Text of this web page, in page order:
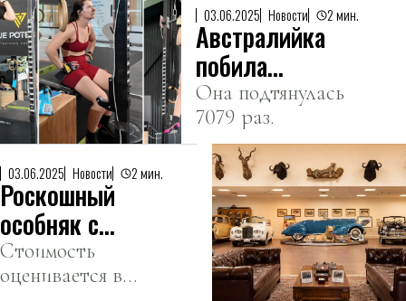
40 тысяч евро.
03.06.2025 Новости 2 мин.
Австралийка
побила
мировой
рекорд по
подтягиваниям
за сутки
Она подтянулась
7079 раз.
03.06.2025 Новости 2 мин.
Роскошный
особняк с
автомузеем и
персональной
Стоимость
оценивается в